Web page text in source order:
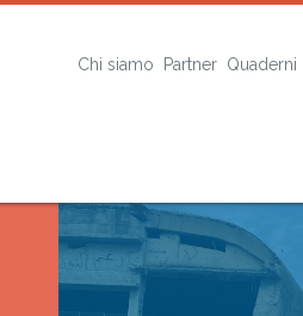
Chi siamo Partner Quaderni